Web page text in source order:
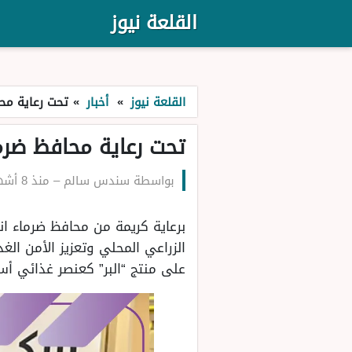
القلعة نيوز
القلعة نيوز » أخبار » تحت رعاية
تحت رعاية محافظ
بواسطة سندس سالم– منذ 8 أشهر
برعاية كريمة من محافظ ضرماء
الزراعي المحلي وتعزيز الأمن
على منتج “البر” كعنصر غذائي